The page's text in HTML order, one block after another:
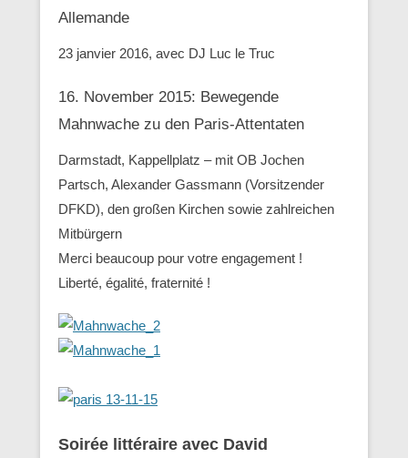
Allemande
23 janvier 2016, avec DJ Luc le Truc
16. November 2015: Bewegende
Mahnwache zu den ‪Paris-Attentaten
Darmstadt, Kappellplatz – mit OB Jochen
Partsch, Alexander Gassmann (Vorsitzender
‪‎DFKD), den großen Kirchen sowie zahlreichen
Mitbürgern
Merci beaucoup pour votre engagement !
Liberté, égalité, fraternité !
Soirée littéraire avec David